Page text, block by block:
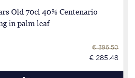
Old 70cl 40% Centenario
in palm leaf
€ 396.50
€ 285.48